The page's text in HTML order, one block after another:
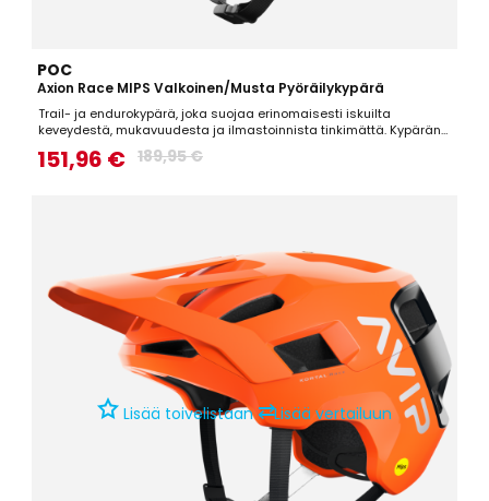
POC
Axion Race MIPS Valkoinen/Musta Pyöräilykypärä
Trail- ja endurokypärä, joka suojaa erinomaisesti iskuilta
keveydestä, mukavuudesta ja ilmastoinnista tinkimättä. Kypärän
saa säädettyä tarkasti istumaan käyttäjänsä päähän, joka
parantaa mukavuutta sekä istuvuutta.Tekniset tiedot:PC-kuori, joka
151,96 € 189,95 €
Lisää toivelistaan ⇄Lisää vertailuun